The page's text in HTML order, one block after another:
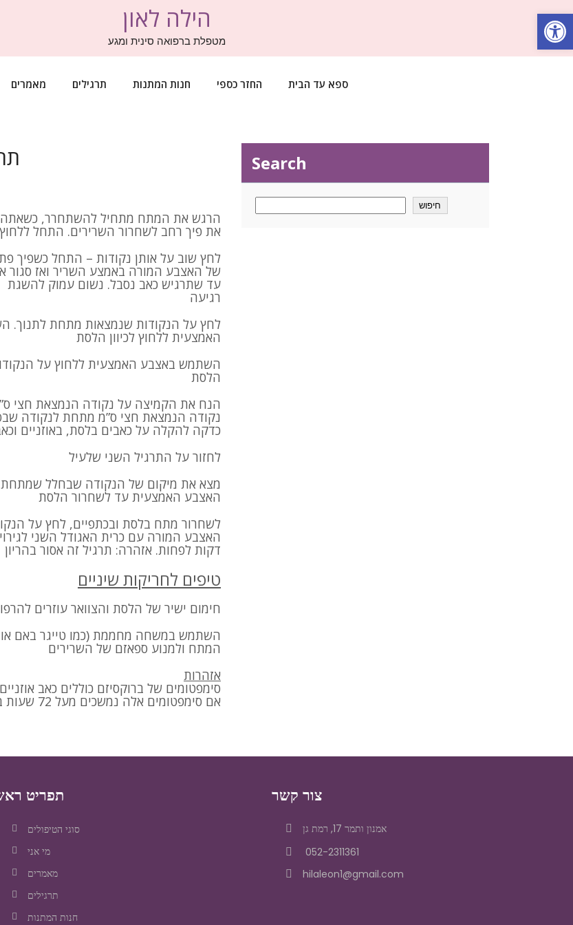
הילה לאון
מטפלת ברפואה סינית ומגע
מאמרים תרגילים חנות המתנות החזר כספי ספא עד הבית
הרגש את המתח מתחיל להשתחרר, כשאתה
את פיך רחב לשחרור השרירים. התחל
לחץ שוב על אותן נקודות – התחל כשפיך
של האצבע המורה באמצע השריר ואז סגור
עד שתרגיש כאב נסבל. נשום עמוק להשגת
רגיעה
לחץ על הנקודות שנמצאות מתחת לתנוך.
האמצעית ללחוץ לכיוון הלסת
השתמש באצבע האמצעית ללחוץ על
הלסת
נקודה הנמצאת חצי ס”מ מתחת לנקודה שבסעיף 4. לחץ עליהן בתקיפות בו-
כדקה להקלה על כאבים בלסת, באוזניים
לחזור על התרגיל השני שלעיל
מצא את מיקום של הנקודה שבחלל
האצבע האמצעית עד לשחרור הלסת
לשחרור מתח בלסת ובכתפיים, לחץ על
דקות לפחות. אזהרה: תרגיל זה אסור בהריון
טיפים לחריקות שיניים
חימום ישיר של הלסת והצוואר עוזרים
השתמש במשחה מחממת (כמו טייגר באם או
המתח ולמנוע ספאזם של השרירים
אזהרות
סימפטומים של ברוקסיזם כוללים כאב
אם סימפטומים אלה נמשכים מעל 72 שעות ברציפות, יש להיוועץ ברופא
Search
חיפוש
תפריט
סוגי הטיפולים
מי אני
מאמרים
תרגילים
חנות המתנות
צור קשר
אמנון ותמר 17, רמת גן
052-2311361
hilaleon1@gmail.com